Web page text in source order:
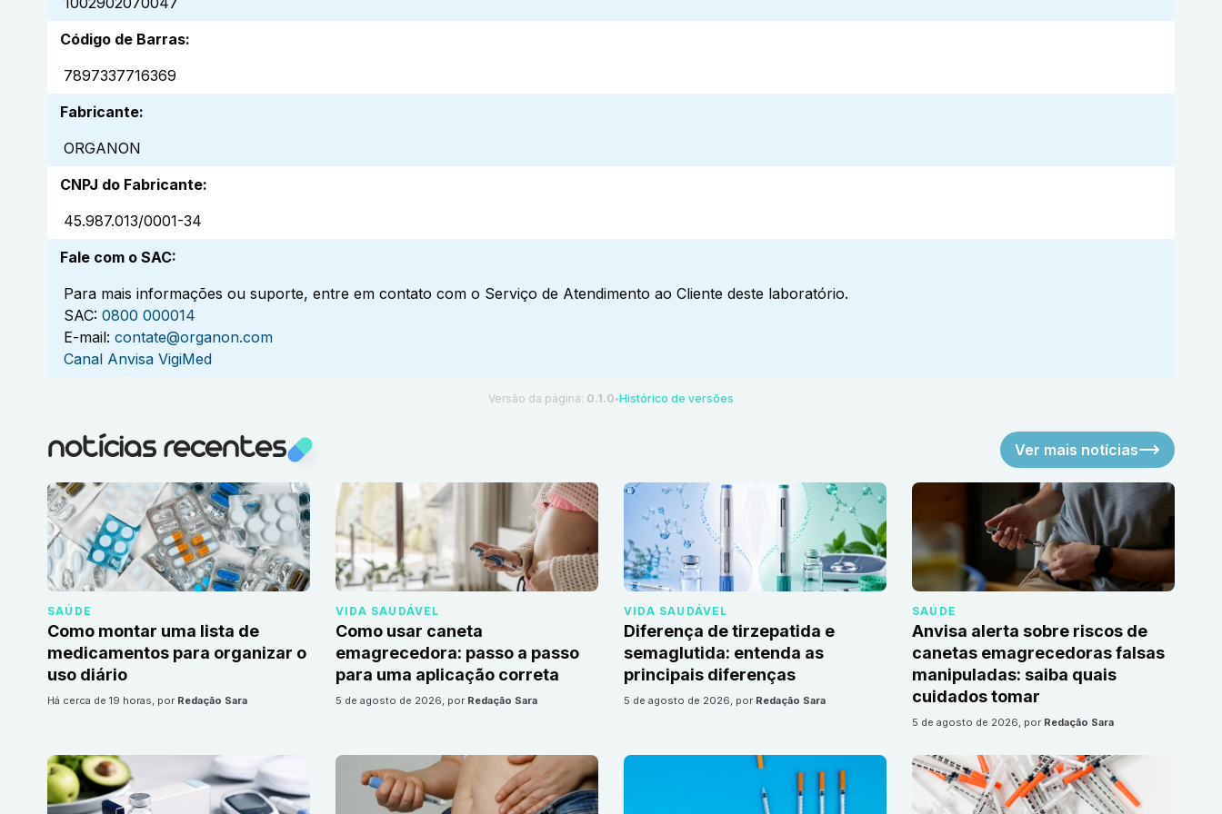
Código de Barras:
7897337716369
Fabricante:
ORGANON
CNPJ do Fabricante:
45.987.013/0001-34
Fale com o SAC:
Para mais informações ou suporte, entre em contato com o Serviço de Atendimento ao Cliente deste laboratório.
SAC: 0800 000014
E-mail: contate@organon.com
Canal Anvisa VigiMed
Versão da página: 0.1.0 ●Histórico de versões
notícias recentes Ver mais notícias
SAÚDE
Como montar uma lista de
medicamentos para organizar o
uso diário
há cerca de 19 horas, por Redação Sara
VIDA SAUDÁVEL
Como usar caneta
emagrecedora: passo a passo
para uma aplicação correta
5 de agosto de 2026, por Redação Sara
VIDA SAUDÁVEL
Diferença de tirzepatida e
semaglutida: entenda as
principais diferenças
5 de agosto de 2026, por Redação Sara
SAÚDE
Anvisa alerta sobre riscos de
canetas emagrecedoras falsas
manipuladas: saiba quais
cuidados tomar
5 de agosto de 2026, por Redação Sara